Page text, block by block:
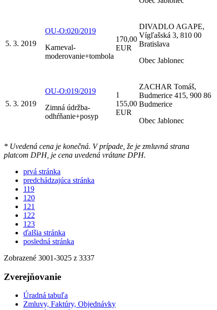
5. 3. 2019
OU-O:020/2019
Karneval-
moderovanie+tombola
170,00
EUR
DIVADLO AGAPE,
Vígľašská 3, 810 00
Bratislava
Obec Jablonec
5. 3. 2019
OU-O:019/2019
Zimná údržba-
odhŕňanie+posyp
1
155,00
EUR
ZACHAR Tomáš,
Budmerice 415, 900 86
Budmerice
Obec Jablonec
* Uvedená cena je konečná. V prípade, že je zmluvná strana
platcom DPH, je cena uvedená vrátane DPH.
prvá stránka
predchádzajúca stránka
119
120
121
122
123
ďalšia stránka
posledná stránka
Zobrazené 3001-3025 z 3337
Zverejňovanie
Úradná tabuľa
Zmluvy, Faktúry, Objednávky